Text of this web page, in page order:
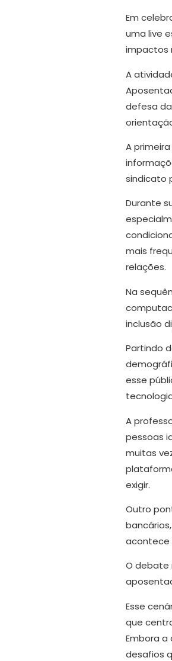
Em
uma live
impactos
A
defesa
A
sindicato
Durante
mais
relações.
Na
inclusão
Partindo
esse
A
pessoas
muitas
exigir.
Outro
acontece
O debate
Esse
que
Embora
desafios